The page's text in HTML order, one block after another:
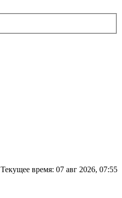
Текущее время: 07 авг 2026, 07:55